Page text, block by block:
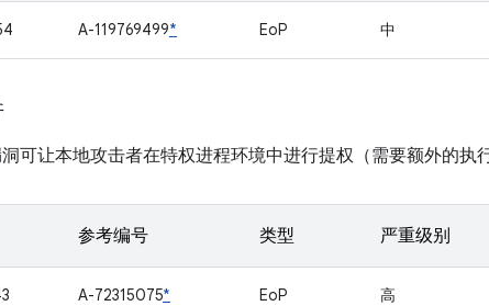
A-119769499* EoP 中
可让本地攻击者在特权进程环境中进行提权（需要额外的执
参考编号 类型 严重级别
A-72315075* EoP 高